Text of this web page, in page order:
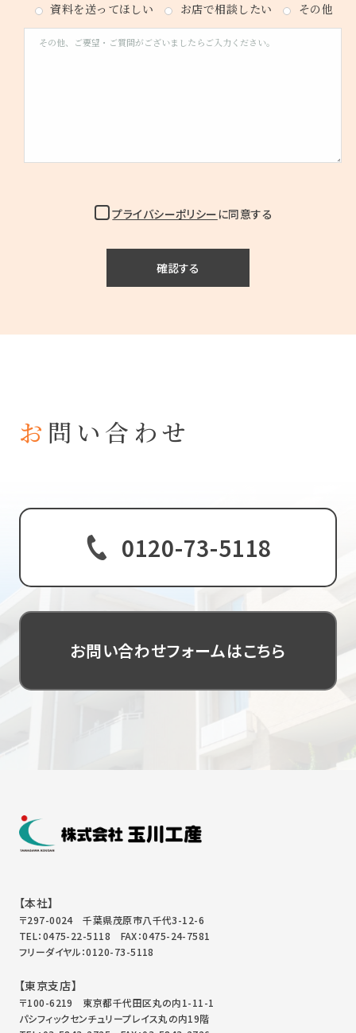
資料を送ってほしい
お店で相談したい その他
プライバシーポリシーに同意する
お 問い合わせ
不動産に関するご相談やご質問など、どんなことでも
ぜひお聞かせください。0120-73-5118
お問い合わせフォームはこちら
【本社】
〒297-0024 千葉県茂原市八千代3-12-6
TEL：0475-22-5118 FAX：0475-24-7581
フリーダイヤル：0120-73-5118
【東京支店】
〒100-6219 東京都千代田区丸の内1-11-1
パシフィックセンチュリープレイス丸の内19階